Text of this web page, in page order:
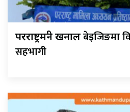
परराष्ट्रमन्त्री खनालबेइजिङमा
सहभागी